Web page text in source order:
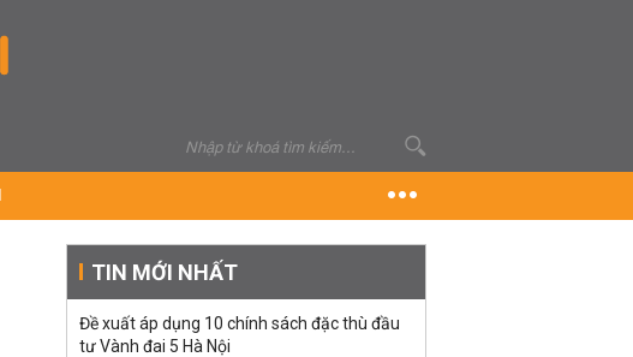
TIN MỚI NHẤT
Đề xuất áp dụng 10 chính sách đặc thù đầu
tư Vành đai 5 Hà Nội